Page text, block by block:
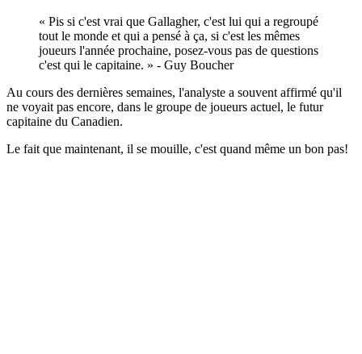
« Pis si c'est vrai que Gallagher, c'est lui qui a regroupé
tout le monde et qui a pensé à ça, si c'est les mêmes
joueurs l'année prochaine, posez-vous pas de questions
c'est qui le capitaine. » - Guy Boucher
Au cours des dernières semaines, l'analyste a souvent affirmé qu'il
ne voyait pas encore, dans le groupe de joueurs actuel, le futur
capitaine du Canadien.
Le fait que maintenant, il se mouille, c'est quand même un bon pas!